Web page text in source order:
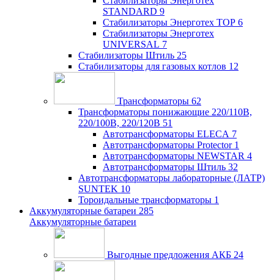
STANDARD 9
Стабилизаторы Энерготех TOP 6
Стабилизаторы Энерготех
UNIVERSAL 7
Стабилизаторы Штиль 25
Стабилизаторы для газовых котлов 12
Трансформаторы 62
Трансформаторы понижающие 220/110В,
220/100В, 220/120В 51
Автотрансформаторы ELECA 7
Автотрансформаторы Protector 1
Автотрансформаторы NEWSTAR 4
Автотрансформаторы Штиль 32
Автотрансформаторы лабораторные (ЛАТР)
SUNTEK 10
Тороидальные трансформаторы 1
Аккумуляторные батареи 285
Аккумуляторные батареи
Выгодные предложения АКБ 24